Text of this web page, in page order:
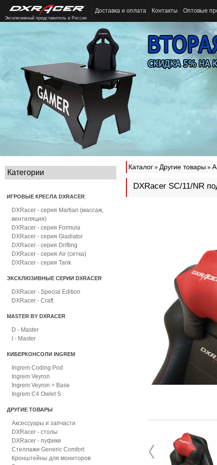
Эксклюзивный представитель в России
Доставка и оплата Контакты Оптовые
Категории
ИГРОВЫЕ КРЕСЛА DXRACER
DXRacer - серия Martian (массаж,
вентиляция)
DXRacer - серия Formula
DXRacer - серия Gladiator
DXRacer - серия Drifting
DXRacer - серия Air (сетка)
DXRacer - серия Tank
ЭКСКЛЮЗИВНЫЕ СЕРИИ DXRACER
DXRacer - Special Edition
DXRacer - Craft
MASTER BY DXRACER
D - Master
I - Master
КИБЕРКОНСОЛИ INGREM
Ingrem Coding Pod
Ingrem Veyron
Ingrem Veyron + Base
Ingrem C4 Owlet S
ДРУГИЕ ТОВАРЫ
Аксессуары и запчасти
DXRacer - столы
DXRacer - пуфики
Стеллажи Generic Comfort
Кронштейны для мониторов
Каталог » Другие товары »
DXRacer SC/11/NR